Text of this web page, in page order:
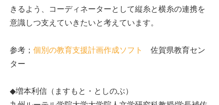
きるよう、コーディネーターとして縦糸と横糸の連携を
意識しつ支えていきたいと考えています。
参考； 個別の教育支援計画作成ソフト
佐賀県教育セン
ター
◆増本利信（ますもと・としのぶ）